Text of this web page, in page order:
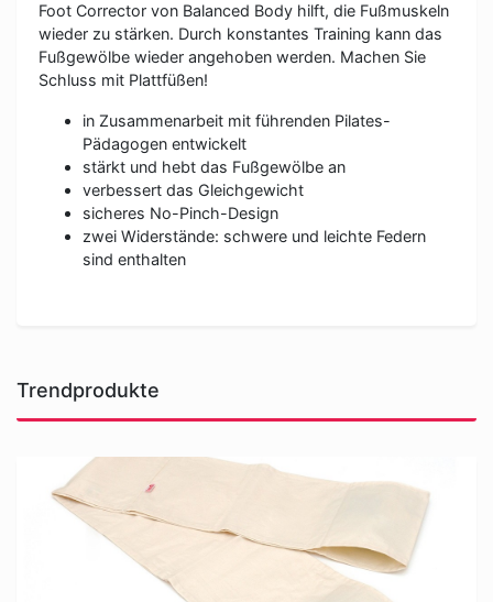
Foot Corrector von Balanced Body hilft, die Fußmuskeln
wieder zu stärken. Durch konstantes Training kann das
Fußgewölbe wieder angehoben werden. Machen Sie
Schluss mit Plattfüßen!
in Zusammenarbeit mit führenden Pilates-
Pädagogen entwickelt
stärkt und hebt das Fußgewölbe an
verbessert das Gleichgewicht
sicheres No-Pinch-Design
zwei Widerstände: schwere und leichte Federn
sind enthalten
Trendprodukte